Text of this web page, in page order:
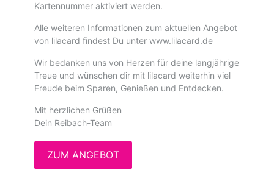
Kartennummer aktiviert werden.
Alle weiteren Informationen zum aktuellen Angebot
von lilacard findest Du unter www.lilacard.de
Wir bedanken uns von Herzen für deine langjährige
Treue und wünschen dir mit lilacard weiterhin viel
Freude beim Sparen, Genießen und Entdecken.
Mit herzlichen Grüßen
Dein Reibach-Team
ZUM ANGEBOT